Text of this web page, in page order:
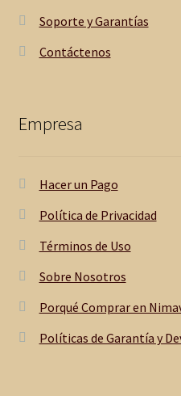
Soporte y Garantías
Contáctenos
Empresa
Hacer un Pago
Política de Privacidad
Términos de Uso
Sobre Nosotros
Porqué Comprar en
Políticas de Garantía y